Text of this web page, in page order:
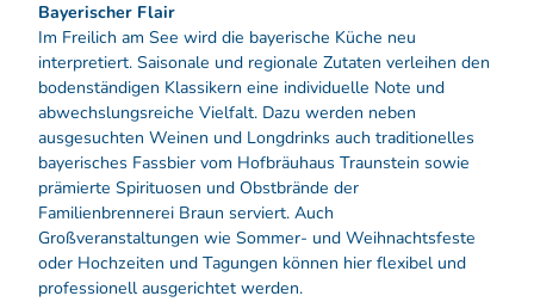
Bayerischer Flair
Im Freilich am See wird die bayerische Küche neu
interpretiert. Saisonale und regionale Zutaten verleihen den
bodenständigen Klassikern eine individuelle Note und
abwechslungsreiche Vielfalt. Dazu werden neben
ausgesuchten Weinen und Longdrinks auch traditionelles
bayerisches Fassbier vom Hofbräuhaus Traunstein sowie
prämierte Spirituosen und Obstbrände der
Familienbrennerei Braun serviert. Auch
Großveranstaltungen wie Sommer- und Weihnachtsfeste
oder Hochzeiten und Tagungen können hier flexibel und
professionell ausgerichtet werden.